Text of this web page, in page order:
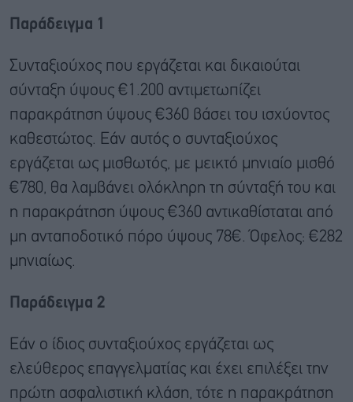
Παράδειγμα 1
Συνταξιούχος που εργάζεται και δικαιούται
σύνταξη ύψους €1.200 αντιμετωπίζει
παρακράτηση ύψους €360 βάσει του ισχύοντος
καθεστώτος. Εάν αυτός ο συνταξιούχος
εργάζεται ως μισθωτός, με μεικτό μηνιαίο μισθό
€780, θα λαμβάνει ολόκληρη τη σύνταξή του και
η παρακράτηση ύψους €360 αντικαθίσταται από
μη ανταποδοτικό πόρο ύψους 78€. Όφελος: €282
μηνιαίως.
Παράδειγμα 2
Εάν ο ίδιος συνταξιούχος εργάζεται ως
ελεύθερος επαγγελματίας και έχει επιλέξει την
πρώτη ασφαλιστική κλάση, τότε η παρακράτηση